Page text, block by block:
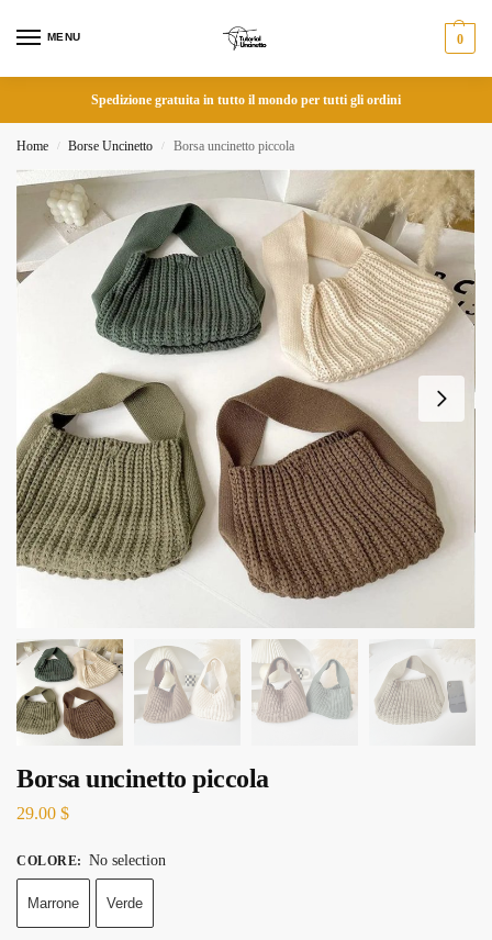
MENU 0
Spedizione gratuita in tutto il mondo per tutti gli ordini
Home / Borse Uncinetto / Borsa uncinetto piccola
Borsa uncinetto piccola
29.00 $
COLORE: No selection
Marrone Verde